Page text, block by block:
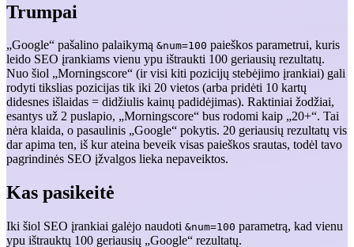
Trumpai
„Google“ pašalino palaikymą &num=100 paieškos parametrui, kuris
leido SEO įrankiams vienu ypu ištraukti 100 geriausių rezultatų.
Nuo šiol „Morningscore“ (ir visi kiti pozicijų stebėjimo įrankiai) gali
rodyti tikslias pozicijas tik iki 20 vietos (arba pridėti 10 kartų
didesnes išlaidas = didžiulis kainų padidėjimas). Raktiniai žodžiai,
esantys už 2 puslapio, „Morningscore“ bus rodomi kaip „20+“. Tai
nėra klaida, o pasaulinis „Google“ pokytis. 20 geriausių rezultatų vis
dar apima ten, iš kur ateina beveik visas paieškos srautas, todėl tavo
pagrindinės SEO įžvalgos lieka nepaveiktos.
Kas pasikeitė
Iki šiol SEO įrankiai galėjo naudoti &num=100 parametrą, kad vienu
ypu ištrauktų 100 geriausių „Google“ rezultatų.